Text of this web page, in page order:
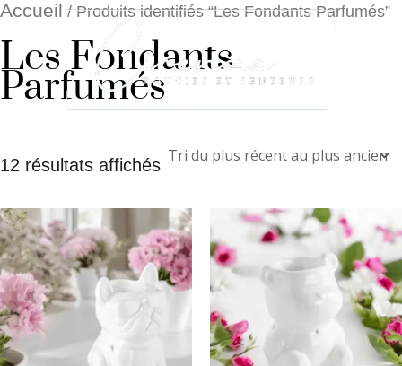
Aller
contenu
Accueil/ Produits identifiés “Les Fondants Parfumés”
Les Fondants
Parfumés
12 résultats affichés
Trié
récent
au
plus
ancien